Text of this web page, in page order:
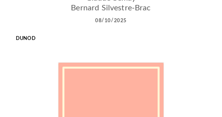
Bernard Silvestre-Brac
08/10/2025
DUNOD